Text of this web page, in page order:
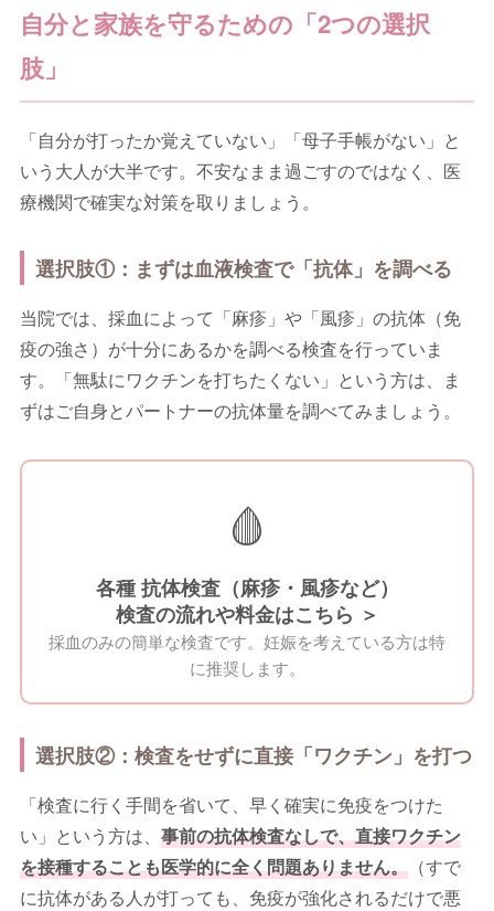
自分と家族を守るための「2つの選択
肢」
「自分が打ったか覚えていない」「母子手帳がない」と
いう大人が大半です。不安なまま過ごすのではなく、医
療機関で確実な対策を取りましょう。
選択肢①：まずは血液検査で「抗体」を調べる
当院では、採血によって「麻疹」や「風疹」の抗体（免
疫の強さ）が十分にあるかを調べる検査を行っていま
す。「無駄にワクチンを打ちたくない」という方は、ま
ずはご自身とパートナーの抗体量を調べてみましょう。
🩸
各種 抗体検査（麻疹・風疹など）
検査の流れや料金はこちら ＞
採血のみの簡単な検査です。妊娠を考えている方は特
に推奨します。
選択肢②：検査をせずに直接「ワクチン」を打つ
「検査に行く手間を省いて、早く確実に免疫をつけた
い」という方は、 事前の抗体検査なしで、直接ワクチン
を接種することも医学的に全く問題ありません。 （すで
に抗体がある人が打っても、免疫が強化されるだけで悪